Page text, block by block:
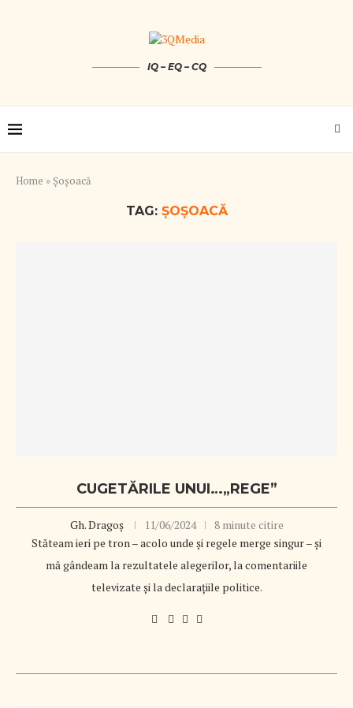
IQ – EQ – CQ
Home » Şoşoacă
TAG: ŞOŞOACĂ
CUGETĂRILE UNUI…„REGE”
Gh. Dragoș 11/06/2024
8 minute citire
Stăteam ieri pe tron – acolo unde şi regele merge singur – şi
mă gândeam la rezultatele alegerilor, la comentariile
televizate şi la declaraţiile politice.